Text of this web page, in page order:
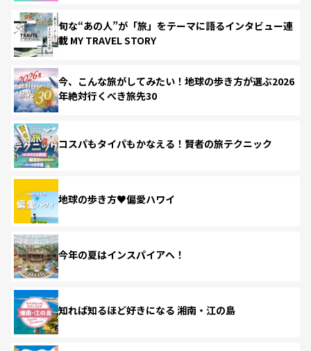
旬な“あの人”が「旅」をテーマに語るインタビュー連
載 MY TRAVEL STORY
今、こんな旅がしてみたい！地球の歩き方が選ぶ2026
年絶対行くべき旅先30
コスパもタイパもかなえる！賢者の旅テクニック
地球の歩き方♥偏愛ハワイ
今年の夏はインスパイアへ！
知れば知るほど好きになる 湘南・江の島